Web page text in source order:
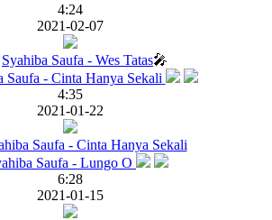
4:24
2021-02-07
Syahiba Saufa - Wes Tatas🎤
4:35
2021-01-22
Saufa - Cinta Hanya Sekali
6:28
2021-01-15